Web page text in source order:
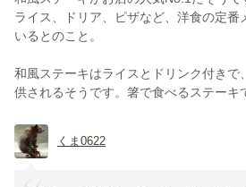
ライス、ドリア、ピザなど、洋食の定番
いるとのこと。
和風ステーキはライスとドリンク付きで
供されるそうです。箸で食べるステーキ
くま0622